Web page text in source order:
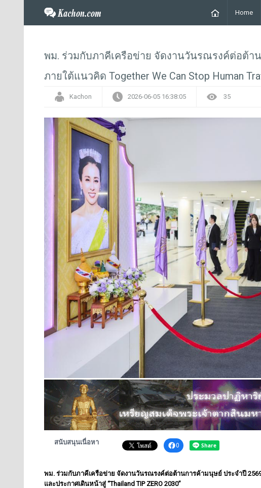
Home
พม. ร่วมกับภาคีเครือข่าย จัดงานวันรณรงค์ต่อต้า
ภายใต้แนวคิด Together We Can Stop Human
Kachon 2026-06-05 16:38:05 35
สนับสนุนเนื่อหา 0
พม. ร่วมกับภาคีเครือข่าย จัดงานวันรณรงค์ต่อต้านการค้ามนุษย์ ประจำปี
และประกาศเดินหน้าสู่ “Thailand TIP ZERO 2030”